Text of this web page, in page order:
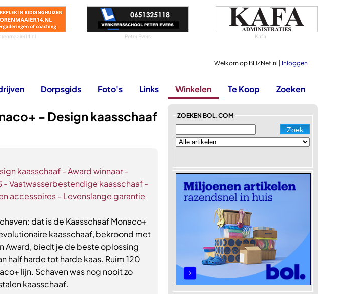
Peter Evers Kafa
Welkom op BHZNet.nl | Inloggen
Dorpsgids Foto's Links Winkelen Te Koop Zoeken
- Design kaasschaaf
kaasschaaf - Award winnaar -
- Vaatwasserbestendige kaasschaaf -
accessoires - Levenslange garantie
dat is de Kaasschaaf Monaco+
kaasschaaf, bekroond met
Award, biedt je de beste oplossing
half harde tot harde kaas. Ruim 120
lijn. Schaven was nog nooit zo
kaasschaaf.
ZOEKEN BOL.COM